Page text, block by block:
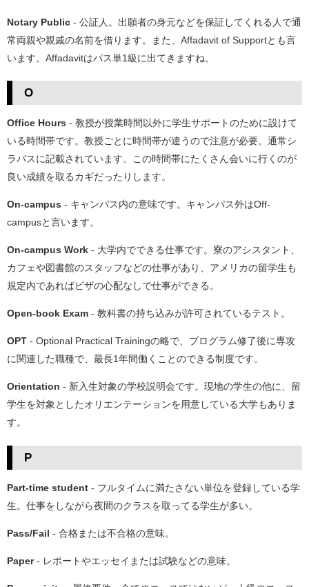
Notary Public - 公証人。出願者の身元などを保証してくれる人で通
常両親や親戚の名前を借ります。また、Affadavit of Supportとも言
います。Affadavitはパス単1級に出てきますね。
O
Office Hours - 教授が授業時間以外に学生サポートのために設けて
いる時間帯です。教授ごとに時間帯が違うので注意が必要。通常シ
ラバスに記載されています。この時間帯にたくさん会いに行くのが
良い成績を取るカギだったりします。
On-campus - キャンパス内の意味です。キャンパス外はOff-
campusと言います。
On-campus Work - 大学内でできる仕事です。寮のアシスタント、
カフェや図書館のスタッフなどの仕事があり、アメリカの留学生も
規定内であればビザの心配なしで仕事ができる。
Open-book Exam - 教科書の持ち込みが許可されているテスト。
OPT - Optional Practical Trainingの略で、プログラム修了後に専攻
に関連した職種で、最長1年間働くことのできる制度です。
Orientation - 新入生対象の学校説明会です。現地の学生の他に、留
学生を対象としたオリエンテーションを用意している大学もありま
す。
P
Part-time student - フルタイムに満たさない単位を登録している学
生。仕事をしながら夜間のクラスを取ってる学生が多い。
Pass/Fail - 合格または不合格の意味。
Paper- レポートやエッセイまたは試験などの意味。